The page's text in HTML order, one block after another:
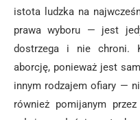
istota ludzka na
prawa wyboru — jest
dostrzega i nie chroni.
aborcję, ponieważ jest
innym rodzajem ofiary —
również pomijanym